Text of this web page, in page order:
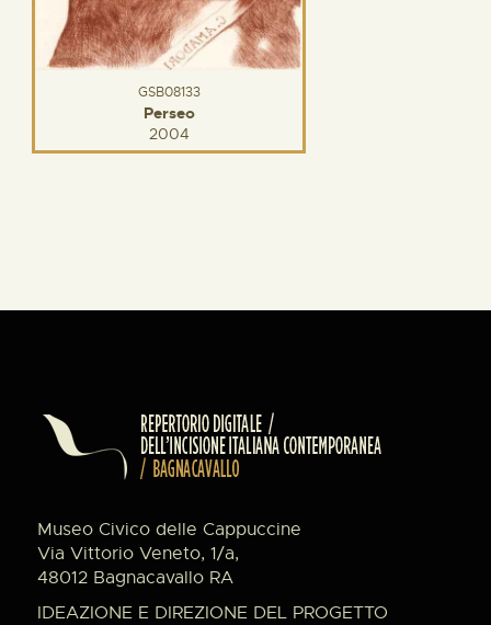
GSB08133
Perseo
2004
Museo Civico delle Cappuccine
Via Vittorio Veneto, 1/a,
48012 Bagnacavallo RA
IDEAZIONE E DIREZIONE DEL PROGETTO